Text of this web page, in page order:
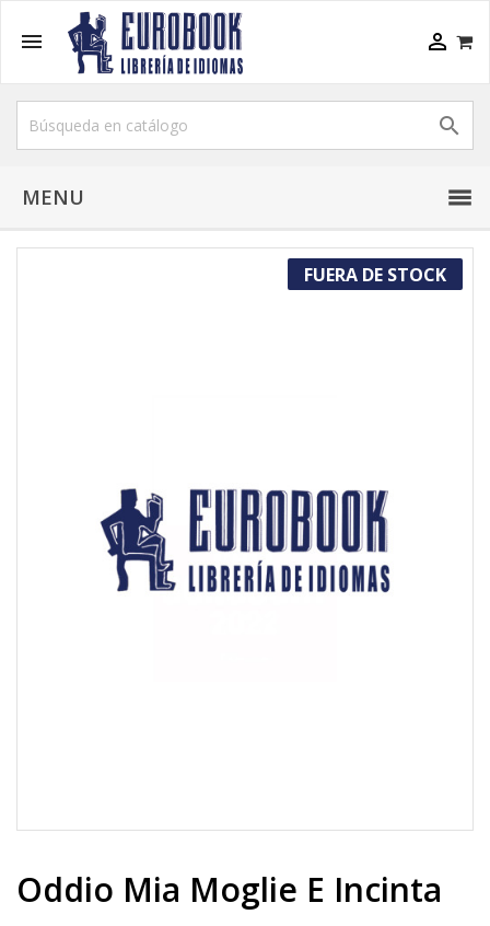
 

MENU
FUERA DE STOCK
Oddio Mia Moglie E Incinta